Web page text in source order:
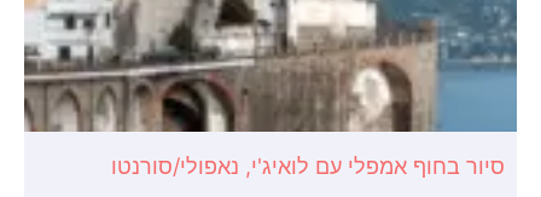
סיור בחוף אמפלי עם לואיג'י, נאפולי/סורנטו